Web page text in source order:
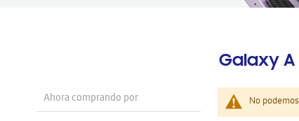
Galaxy A
No
Ahora comprando por